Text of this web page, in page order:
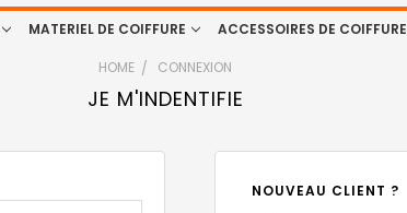
MATERIEL DE COIFFURE ACCESSOIRES DE COIFFURE
HOME CONNEXION
JE M'INDENTIFIE
NOUVEAU CLIENT ?